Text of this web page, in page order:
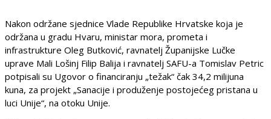
Nakon održane sjednice Vlade Republike Hrvatske koja je
održana u gradu Hvaru, ministar mora, prometa i
infrastrukture Oleg Butković, ravnatelj Županijske Lučke
uprave Mali Lošinj Filip Balija i ravnatelj SAFU-a Tomislav Petric
potpisali su Ugovor o financiranju „težak“ čak 34,2 milijuna
kuna, za projekt „Sanacije i produženje postojećeg pristana u
luci Unije“, na otoku Unije.